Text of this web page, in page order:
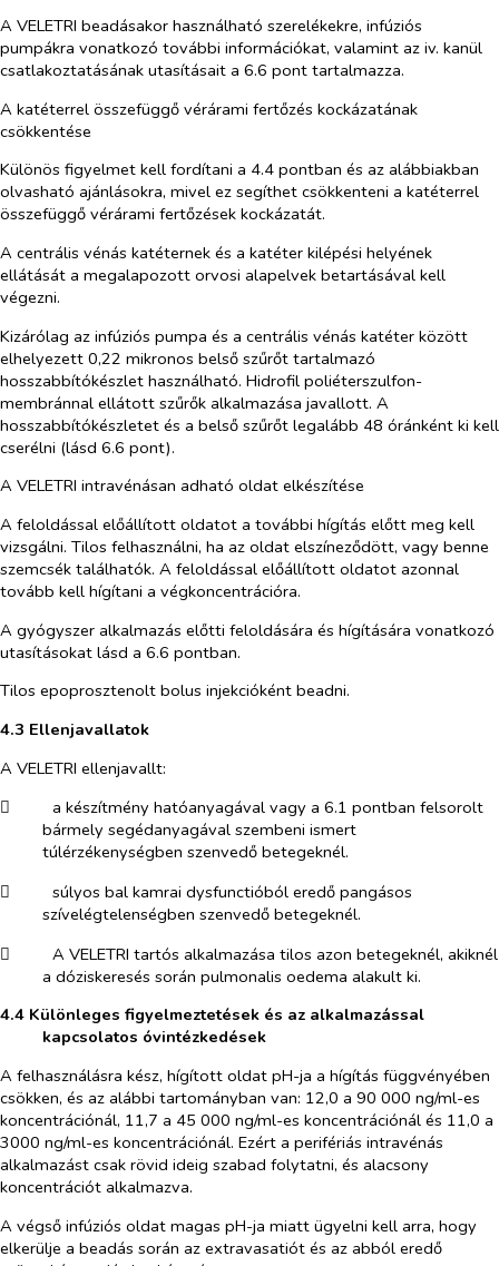
A VELETRI beadásakor használható szerelékekre, infúziós
pumpákra vonatkozó további információkat, valamint az iv. kanül
csatlakoztatásának utasításait a 6.6 pont tartalmazza.
A katéterrel összefüggő vérárami fertőzés kockázatának
csökkentése
Különös figyelmet kell fordítani a 4.4 pontban és az alábbiakban
olvasható ajánlásokra, mivel ez segíthet csökkenteni a katéterrel
összefüggő vérárami fertőzések kockázatát.
A centrális vénás katéternek és a katéter kilépési helyének
ellátását a megalapozott orvosi alapelvek betartásával kell
végezni.
Kizárólag az infúziós pumpa és a centrális vénás katéter között
elhelyezett 0,22 mikronos belső szűrőt tartalmazó
hosszabbítókészlet használható. Hidrofil poliéterszulfon-
membránnal ellátott szűrők alkalmazása javallott. A
hosszabbítókészletet és a belső szűrőt legalább 48 óránként ki kell
cserélni (lásd 6.6 pont).
A VELETRI intravénásan adható oldat elkészítése
A feloldással előállított oldatot a további hígítás előtt meg kell
vizsgálni. Tilos felhasználni, ha az oldat elszíneződött, vagy benne
szemcsék találhatók. A feloldással előállított oldatot azonnal
tovább kell hígítani a végkoncentrációra.
A gyógyszer alkalmazás előtti feloldására és hígítására vonatkozó
utasításokat lásd a 6.6 pontban.
Tilos epoprosztenolt bolus injekcióként beadni.
4.3 Ellenjavallatok
A VELETRI ellenjavallt:
​
a készítmény hatóanyagával vagy a 6.1 pontban felsorolt
bármely segédanyagával szembeni ismert
túlérzékenységben szenvedő betegeknél.
​
súlyos bal kamrai dysfunctióból eredő pangásos
szívelégtelenségben szenvedő betegeknél.
​
A VELETRI tartós alkalmazása tilos azon betegeknél, akiknél
a dóziskeresés során pulmonalis oedema alakult ki.
4.4 Különleges figyelmeztetések és az alkalmazással
kapcsolatos óvintézkedések
A felhasználásra kész, hígított oldat pH-ja a hígítás függvényében
csökken, és az alábbi tartományban van: 12,0 a 90 000 ng/ml-es
koncentrációnál, 11,7 a 45 000 ng/ml-es koncentrációnál és 11,0 a
3000 ng/ml-es koncentrációnál. Ezért a perifériás intravénás
alkalmazást csak rövid ideig szabad folytatni, és alacsony
koncentrációt alkalmazva.
A végső infúziós oldat magas pH-ja miatt ügyelni kell arra, hogy
elkerülje a beadás során az extravasatiót és az abból eredő